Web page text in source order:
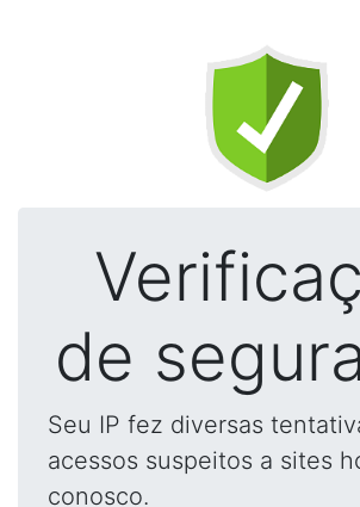
de
Seu IP fez diversas
acessos suspeitos a sites
conosco.